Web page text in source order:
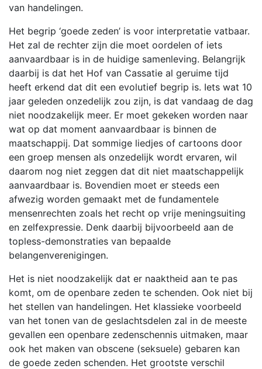
van handelingen.
Het begrip ‘goede zeden’ is voor interpretatie vatbaar.
Het zal de rechter zijn die moet oordelen of iets
aanvaardbaar is in de huidige samenleving. Belangrijk
daarbij is dat het Hof van Cassatie al geruime tijd
heeft erkend dat dit een evolutief begrip is. Iets wat 10
jaar geleden onzedelijk zou zijn, is dat vandaag de dag
niet noodzakelijk meer. Er moet gekeken worden naar
wat op dat moment aanvaardbaar is binnen de
maatschappij. Dat sommige liedjes of cartoons door
een groep mensen als onzedelijk wordt ervaren, wil
daarom nog niet zeggen dat dit niet maatschappelijk
aanvaardbaar is. Bovendien moet er steeds een
afwezig worden gemaakt met de fundamentele
mensenrechten zoals het recht op vrije meningsuiting
en zelfexpressie. Denk daarbij bijvoorbeeld aan de
topless-demonstraties van bepaalde
belangenverenigingen.
Het is niet noodzakelijk dat er naaktheid aan te pas
komt, om de openbare zeden te schenden. Ook niet bij
het stellen van handelingen. Het klassieke voorbeeld
van het tonen van de geslachtsdelen zal in de meeste
gevallen een openbare zedenschennis uitmaken, maar
ook het maken van obscene (seksuele) gebaren kan
de goede zeden schenden. Het grootste verschil